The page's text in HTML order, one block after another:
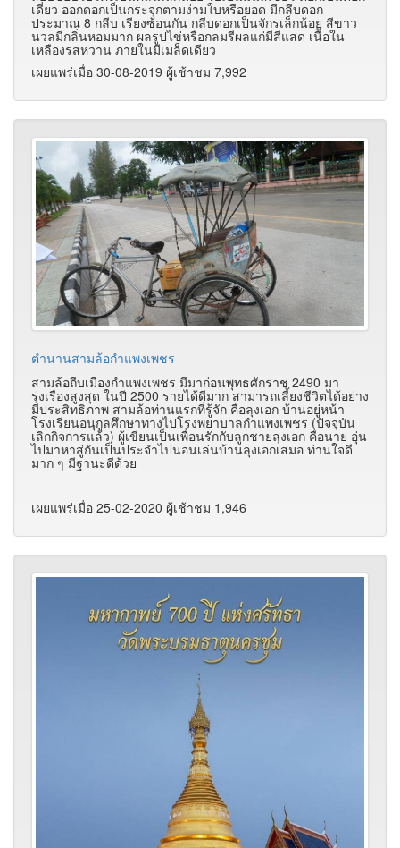
เดี่ยว ออกดอกเป็นกระจุกตามง่ามใบหรือยอด มีกลีบดอก
ประมาณ 8 กลีบ เรียงซ้อนกัน กลีบดอกเป็นจักรเล็กน้อย สีขาว
นวลมีกลิ่นหอมมาก ผลรูปไข่หรือกลมรีผลแก่มีสีแสด เนื้อใน
เหลืองรสหวาน ภายในมีเมล็ดเดียว
เผยแพร่เมื่อ 30-08-2019 ผู้เช้าชม 7,992
ตำนานสามล้อกำแพงเพชร
สามล้อถีบเมืองกำแพงเพชร มีมาก่อนพุทธศักราช 2490 มา
รุ่งเรืองสูงสุด ในปี 2500 รายได้ดีมาก สามารถเลี้ยงชีวิตได้อย่าง
มีประสิทธิภาพ สามล้อท่านแรกที่รู้จัก คือลุงเอก บ้านอยู่หน้า
โรงเรียนอนุกูลศึกษาทางไปโรงพยาบาลกำแพงเพชร (ปัจจุบัน
เลิกกิจการแล้ว) ผู้เขียนเป็นเพื่อนรักกับลูกชายลุงเอก คือนาย อุ่น
ไปมาหาสู่กันเป็นประจำไปนอนเล่นบ้านลุงเอกเสมอ ท่านใจดี
มาก ๆ มีฐานะดีด้วย
เผยแพร่เมื่อ 25-02-2020 ผู้เช้าชม 1,946